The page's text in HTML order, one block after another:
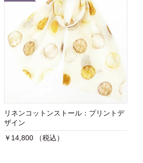
リネンコットンストール：プリントデ
ザイン
￥14,800 （税込）